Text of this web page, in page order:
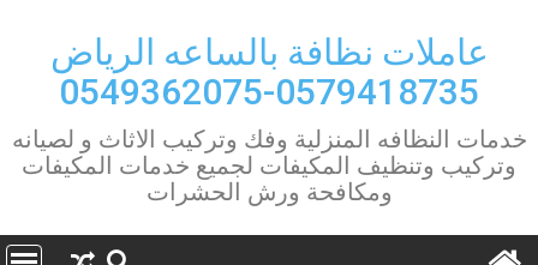
contentعاملات نظافة بالساعه الرياض
0579418735-0549362075
خدمات النظافه المنزلية وفك وتركيب الاثاث و لصيانه
وتركيب وتنظيف المكيفات لجميع خدمات المكيفات
ومكافحة ورش الحشرات